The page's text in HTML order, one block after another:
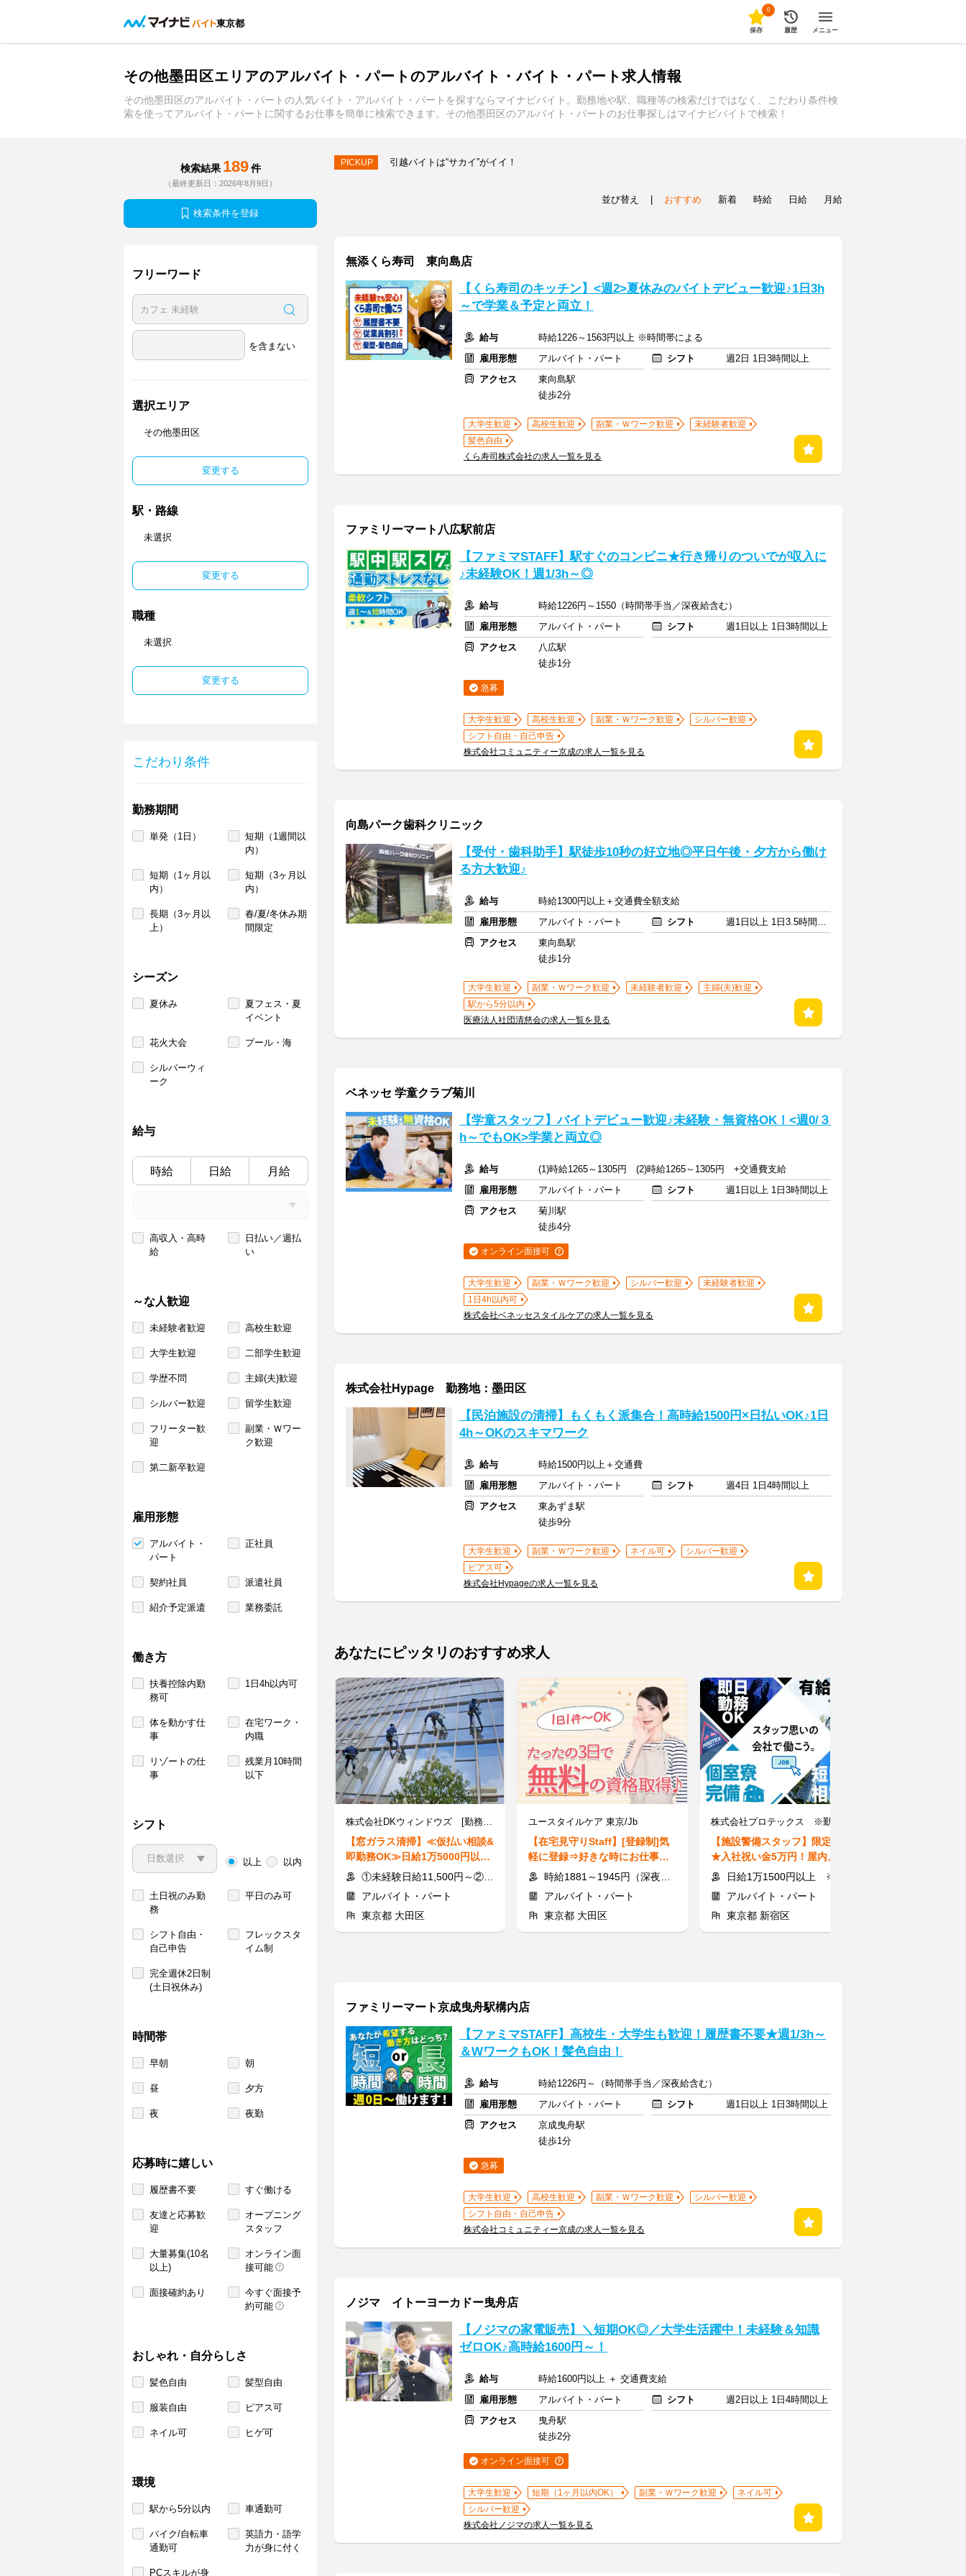
東京都
0
保存 履歴 メニュー
その他墨田区エリアのアルバイト・パートのアルバイト・バイト・パート求人情報
その他墨田区のアルバイト・パートの人気バイト・アルバイト・パートを探すならマイナビバイト。勤務地や駅、職種等の検索だけではなく、こだわり条件検
索を使ってアルバイト・パートに関するお仕事を簡単に検索できます。その他墨田区のアルバイト・パートのお仕事探しはマイナビバイトで検索！
検索結果 189 件
（最終更新日：2026年8月9日）
検索条件を登録
フリーワード
を含まない
選択エリア
その他墨田区
変更する
駅・路線
未選択
変更する
職種
未選択
変更する
こだわり条件
勤務期間
単発（1日）
短期（1週間以
内）
短期（1ヶ月以
内）
短期（3ヶ月以
内）
長期（3ヶ月以
上）
春/夏/冬休み期
間限定
シーズン
夏休み
夏フェス・夏
イベント
花火大会 プール・海
シルバーウィ
ーク
給与
時給 日給 月給
高収入・高時
給
日払い／週払
い
～な人歓迎
未経験者歓迎 高校生歓迎
大学生歓迎 二部学生歓迎
学歴不問 主婦(夫)歓迎
シルバー歓迎 留学生歓迎
フリーター歓
迎
副業・Ｗワー
ク歓迎
第二新卒歓迎
雇用形態
アルバイト・
パート
正社員
契約社員 派遣社員
紹介予定派遣 業務委託
働き方
扶養控除内勤
務可
1日4h以内可
体を動かす仕
事
在宅ワーク・
内職
リゾートの仕
事
残業月10時間
以下
シフト
以上 以内
土日祝のみ勤
務
平日のみ可
シフト自由・
自己申告
フレックスタ
イム制
完全週休2日制
(土日祝休み)
時間帯
早朝 朝
昼 夕方
夜 夜勤
応募時に嬉しい
履歴書不要 すぐ働ける
友達と応募歓
迎
オープニング
スタッフ
大量募集(10名
以上)
オンライン面
接可能
面接確約あり
今すぐ面接予
約可能
おしゃれ・自分らしさ
髪色自由 髪型自由
服装自由 ピアス可
ネイル可 ヒゲ可
環境
駅から5分以内 車通勤可
バイク/自転車
通勤可
英語力・語学
力が身に付く
PCスキルが身
PICKUP 引越バイトは“サカイ”がイイ！
並び替え おすすめ 新着 時給 日給 月給
無添くら寿司 東向島店
【くら寿司のキッチン】<週2>夏休みのバイトデビュー歓迎♪1日3h
～で学業＆予定と両立！
給与
時給1226～1563円以上 ※時間帯による
雇用形態
アルバイト・パート シフト
週2日 1日3時間以上
アクセス
東向島駅
徒歩2分
大学生歓迎 高校生歓迎 副業・Ｗワーク歓迎
未経験者歓迎
髪色自由
くら寿司株式会社の求人一覧を見る
ファミリーマート八広駅前店
【ファミマSTAFF】駅すぐのコンビニ★行き帰りのついでが収入に
♪未経験OK！週1/3h～◎
給与
時給1226円～1550（時間帯手当／深夜給含む）
雇用形態
アルバイト・パート シフト
週1日以上 1日3時間以上
アクセス
八広駅
徒歩1分
急募
大学生歓迎 高校生歓迎 副業・Ｗワーク歓迎
シルバー歓迎
シフト自由・自己申告
株式会社コミュニティー京成の求人一覧を見る
向島パーク歯科クリニック
【受付・歯科助手】駅徒歩10秒の好立地◎平日午後・夕方から働け
る方大歓迎♪
給与
時給1300円以上＋交通費全額支給
雇用形態
アルバイト・パート シフト
週1日以上 1日3.5時間以上
アクセス
東向島駅
徒歩1分
大学生歓迎 副業・Ｗワーク歓迎 未経験者歓迎
主婦(夫)歓迎
駅から5分以内
医療法人社団清慈会の求人一覧を見る
ベネッセ 学童クラブ菊川
【学童スタッフ】バイトデビュー歓迎♪未経験・無資格OK！<週0/３
h～でもOK>学業と両立◎
給与
(1)時給1265～1305円 (2)時給1265～1305円 +交通費支給
雇用形態
アルバイト・パート シフト
週1日以上 1日3時間以上
アクセス
菊川駅
徒歩4分
オンライン面接可
大学生歓迎 副業・Ｗワーク歓迎 シルバー歓迎
未経験者歓迎
1日4h以内可
株式会社ベネッセスタイルケアの求人一覧を見る
株式会社Hypage 勤務地：墨田区
【民泊施設の清掃】もくもく派集合！高時給1500円×日払いOK♪1日
4h～OKのスキマワーク
給与
時給1500円以上＋交通費
雇用形態
アルバイト・パート シフト
週4日 1日4時間以上
アクセス
東あずま駅
徒歩9分
大学生歓迎 副業・Ｗワーク歓迎 ネイル可
シルバー歓迎
ピアス可
株式会社Hypageの求人一覧を見る
あなたにピッタリのおすすめ求人
株式会社DKウィンドウズ [勤務地]蒲田駅周辺
【窓ガラス清掃】≪仮払い相談&
即勤務OK≫日給1万5000円以上
◎未経験者もOK★手当あり
①未経験日給11,500円～②経験者12,000円～＋交通費全額支給
アルバイト・パート
東京都 大田区
ユースタイルケア 東京/Jb
【在宅見守りStaff】[登録制]気
軽に登録⇒好きな時にお仕事探
し★就業前のプチ体験も♪/Jb
時給1881～1945円（深夜手当含む）＋交通費支給
アルバイト・パート
東京都 大田区
【施設警備スタッフ】限定募集
★入社祝い金5万円！屋内メイン
でのお仕事！TEL応募歓迎！
日給1万1500円以上 ※交通費支給
アルバイト・パート
東京都 新宿区
ファミリーマート京成曳舟駅構内店
【ファミマSTAFF】高校生・大学生も歓迎！履歴書不要★週1/3h～
＆WワークもOK！髪色自由！
給与
時給1226円～（時間帯手当／深夜給含む）
雇用形態
アルバイト・パート シフト
週1日以上 1日3時間以上
アクセス
京成曳舟駅
徒歩1分
急募
大学生歓迎 高校生歓迎 副業・Ｗワーク歓迎
シルバー歓迎
シフト自由・自己申告
株式会社コミュニティー京成の求人一覧を見る
ノジマ イトーヨーカドー曳舟店
【ノジマの家電販売】＼短期OK◎／大学生活躍中！未経験＆知識
ゼロOK♪高時給1600円～！
給与
時給1600円以上 ＋ 交通費支給
雇用形態
アルバイト・パート シフト
週2日以上 1日4時間以上
アクセス
曳舟駅
徒歩2分
オンライン面接可
大学生歓迎 短期（1ヶ月以内OK） 副業・Ｗワーク歓迎
ネイル可
シルバー歓迎
株式会社ノジマの求人一覧を見る